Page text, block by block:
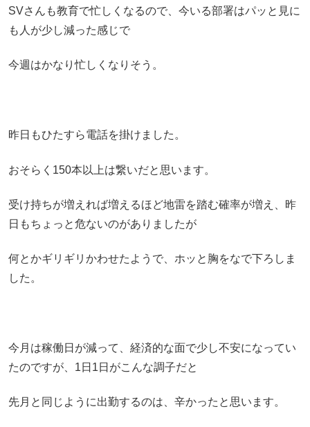
SVさんも教育で忙しくなるので、今いる部署はパッと見に
も人が少し減った感じで
今週はかなり忙しくなりそう。
昨日もひたすら電話を掛けました。
おそらく150本以上は繋いだと思います。
受け持ちが増えれば増えるほど地雷を踏む確率が増え、昨
日もちょっと危ないのがありましたが
何とかギリギリかわせたようで、ホッと胸をなで下ろしま
した。
今月は稼働日が減って、経済的な面で少し不安になってい
たのですが、1日1日がこんな調子だと
先月と同じように出勤するのは、辛かったと思います。